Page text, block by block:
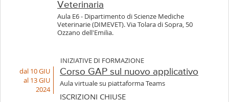
Veterinaria
Aula E6 - Dipartimento di Scienze Mediche
Veterinarie (DIMEVET). Via Tolara di Sopra, 50
Ozzano dell'Emilia.
INIZIATIVE DI FORMAZIONE
dal 10 GIU
al 13 GIU
2024
Corso GAP sul nuovo applicativo
Aula virtuale su piattaforma Teams
ISCRIZIONI CHIUSE